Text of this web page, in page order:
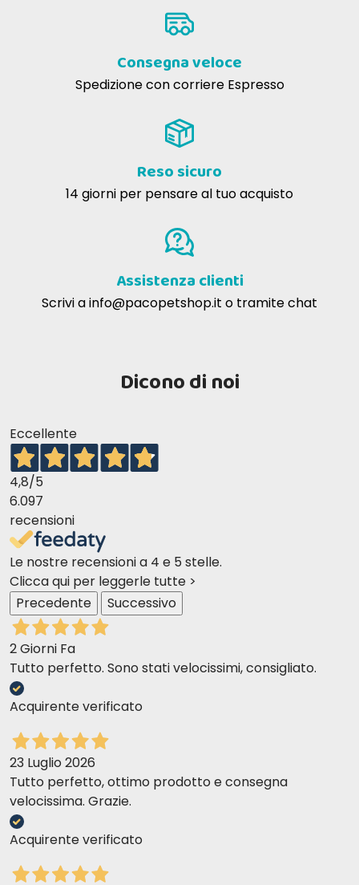
Consegna veloce
Spedizione con corriere Espresso
Reso sicuro
14 giorni per pensare al tuo acquisto
Assistenza clienti
Scrivi ainfo@pacopetshop.it o tramite chat
Dicono di noi
Eccellente
4,8/5
6.097
recensioni
Le nostre recensioni a 4 e 5 stelle.
Clicca qui per leggerle tutte >
Precedente
Successivo
2 Giorni Fa
Tutto perfetto. Sono stati velocissimi, consigliato.
Acquirente verificato
23 Luglio 2026
Tutto perfetto, ottimo prodotto e consegna
velocissima. Grazie.
Acquirente verificato